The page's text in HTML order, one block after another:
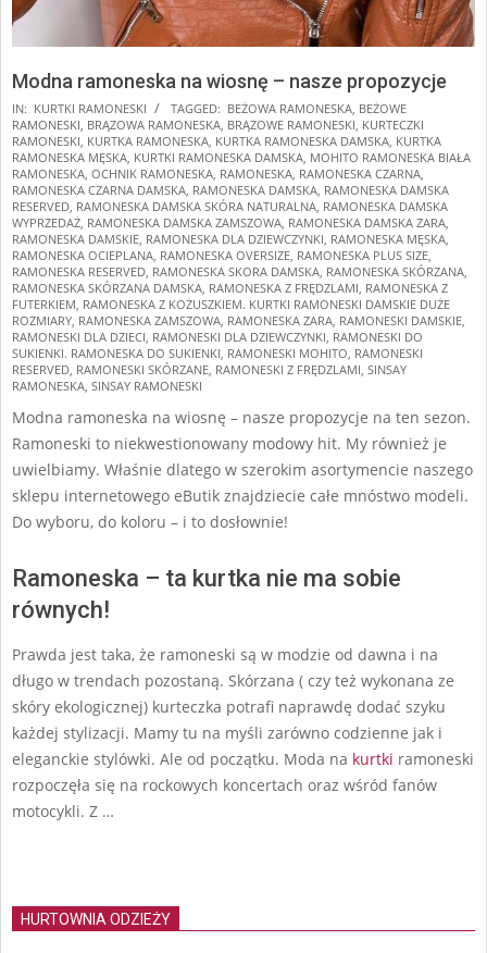
Modna ramoneska na wiosnę – nasze propozycje
2025-
01-
16
IN: KURTKI RAMONESKI TAGGED: BEŻOWA RAMONESKA, BEŻOWE
RAMONESKI, BRĄZOWA RAMONESKA, BRĄZOWE RAMONESKI, KURTECZKI
RAMONESKI, KURTKA RAMONESKA, KURTKA RAMONESKA DAMSKA, KURTKA
RAMONESKA MĘSKA, KURTKI RAMONESKA DAMSKA, MOHITO RAMONESKA BIAŁA
RAMONESKA, OCHNIK RAMONESKA, RAMONESKA, RAMONESKA CZARNA,
RAMONESKA CZARNA DAMSKA, RAMONESKA DAMSKA, RAMONESKA DAMSKA
RESERVED, RAMONESKA DAMSKA SKÓRA NATURALNA, RAMONESKA DAMSKA
WYPRZEDAŻ, RAMONESKA DAMSKA ZAMSZOWA, RAMONESKA DAMSKA ZARA,
RAMONESKA DAMSKIE, RAMONESKA DLA DZIEWCZYNKI, RAMONESKA MĘSKA,
RAMONESKA OCIEPLANA, RAMONESKA OVERSIZE, RAMONESKA PLUS SIZE,
RAMONESKA RESERVED, RAMONESKA SKORA DAMSKA, RAMONESKA SKÓRZANA,
RAMONESKA SKÓRZANA DAMSKA, RAMONESKA Z FRĘDZLAMI, RAMONESKA Z
FUTERKIEM, RAMONESKA Z KOŻUSZKIEM. KURTKI RAMONESKI DAMSKIE DUŻE
ROZMIARY, RAMONESKA ZAMSZOWA, RAMONESKA ZARA, RAMONESKI DAMSKIE,
RAMONESKI DLA DZIECI, RAMONESKI DLA DZIEWCZYNKI, RAMONESKI DO
SUKIENKI. RAMONESKA DO SUKIENKI, RAMONESKI MOHITO, RAMONESKI
RESERVED, RAMONESKI SKÓRZANE, RAMONESKI Z FRĘDZLAMI, SINSAY
RAMONESKA, SINSAY RAMONESKI
Modna ramoneska na wiosnę – nasze propozycje na ten sezon.
Ramoneski to niekwestionowany modowy hit. My również je
uwielbiamy. Właśnie dlatego w szerokim asortymencie naszego
sklepu internetowego eButik znajdziecie całe mnóstwo modeli.
Do wyboru, do koloru – i to dosłownie!
Ramoneska – ta kurtka nie ma sobie
równych!
Prawda jest taka, że ramoneski są w modzie od dawna i na
długo w trendach pozostaną. Skórzana ( czy też wykonana ze
skóry ekologicznej) kurteczka potrafi naprawdę dodać szyku
każdej stylizacji. Mamy tu na myśli zarówno codzienne jak i
eleganckie stylówki. Ale od początku. Moda na kurtki ramoneski
rozpoczęła się na rockowych koncertach oraz wśród fanów
motocykli. Z …
HURTOWNIA ODZIEŻY